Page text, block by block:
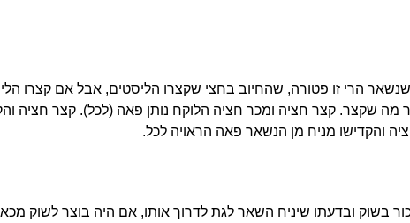
הרי זו פטורה, שהחיוב בחצי שקצרו הליסטים, אבל אם קצרו
מה שקצר. קצר חציה ומכר חציה הלוקח נותן פאה (לכל). קצר חציה
והקדישו מניח מן הנשאר פאה הראויה לכל.
בשוק ובדעתו שיניח השאר לגת לדרוך אותו, אם היה בוצר לשוק מכאן